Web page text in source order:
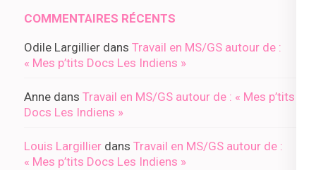
COMMENTAIRES RÉCENTS
Odile Largillier dans Travail en MS/GS autour de :
« Mes p’tits Docs Les Indiens »
Anne dans Travail en MS/GS autour de : « Mes p’tits
Docs Les Indiens »
Louis Largillier dans Travail en MS/GS autour de :
« Mes p’tits Docs Les Indiens »